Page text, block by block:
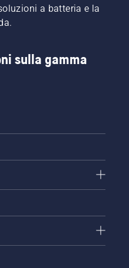
a batteria e la
sulla gamma